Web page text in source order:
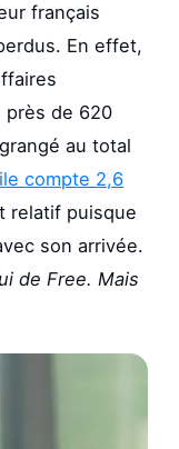
français
En effet,
près de 620
au total
compte 2,6
relatif puisque
son arrivée.
de Free. Mais